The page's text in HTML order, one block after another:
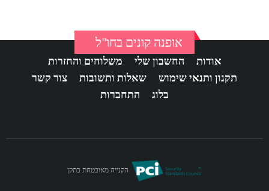
אופנה קונים בחו"ל
אודות החשבון שלי
משלוחים והחזרות
תקנון ותנאי שימוש
שאלות ותשובות
צור קשר
בלוג
התחברות
הקנייה מאובטחת בתקן